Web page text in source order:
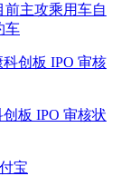
主攻乘用车自
车
板 IPO 审核状